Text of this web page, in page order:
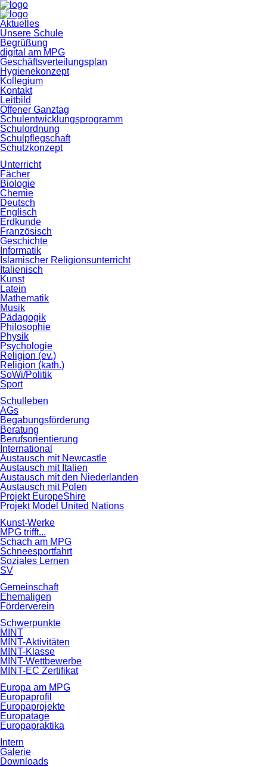
Navigation
überspringen
Aktuelles
Unsere Schule
Begrüßung
digital am MPG
Geschäftsverteilungsplan
Hygienekonzept
Kollegium
Kontakt
Leitbild
Offener Ganztag
Schulentwicklungsprogramm
Schulordnung
Schulpflegschaft
Schutzkonzept
Unterricht
Fächer
Biologie
Chemie
Deutsch
Englisch
Erdkunde
Französisch
Geschichte
Informatik
Islamischer Religionsunterricht
Italienisch
Kunst
Latein
Mathematik
Musik
Pädagogik
Philosophie
Physik
Psychologie
Religion (ev.)
Religion (kath.)
SoWi/Politik
Sport
Schulleben
AGs
Begabungsförderung
Beratung
Berufsorientierung
International
Austausch mit Newcastle
Austausch mit Italien
Austausch mit den Niederlanden
Austausch mit Polen
Projekt EuropeShire
Projekt Model United Nations
Kunst-Werke
MPG trifft...
Schach am MPG
Schneesportfahrt
Soziales Lernen
SV
Gemeinschaft
Ehemaligen
Förderverein
Schwerpunkte
MINT
MINT-Aktivitäten
MINT-Klasse
MINT-Wettbewerbe
MINT-EC Zertifikat
Europa am MPG
Europaprofil
Europaprojekte
Europatage
Europapraktika
Intern
Galerie
Downloads